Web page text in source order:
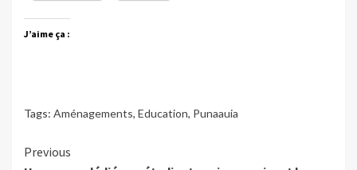
J’aime ça :
Tags: Aménagements, Education, Punaauia
Continue
Previous